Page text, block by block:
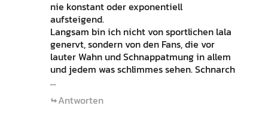
nie konstant oder exponentiell
aufsteigend.
Langsam bin ich nicht von sportlichen lala
genervt, sondern von den Fans, die vor
lauter Wahn und Schnappatmung in allem
und jedem was schlimmes sehen. Schnarch
…
Antworten